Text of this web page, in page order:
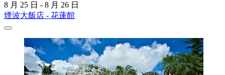
8 月 25 日 - 8 月 26 日
煙波大飯店 - 花蓮館